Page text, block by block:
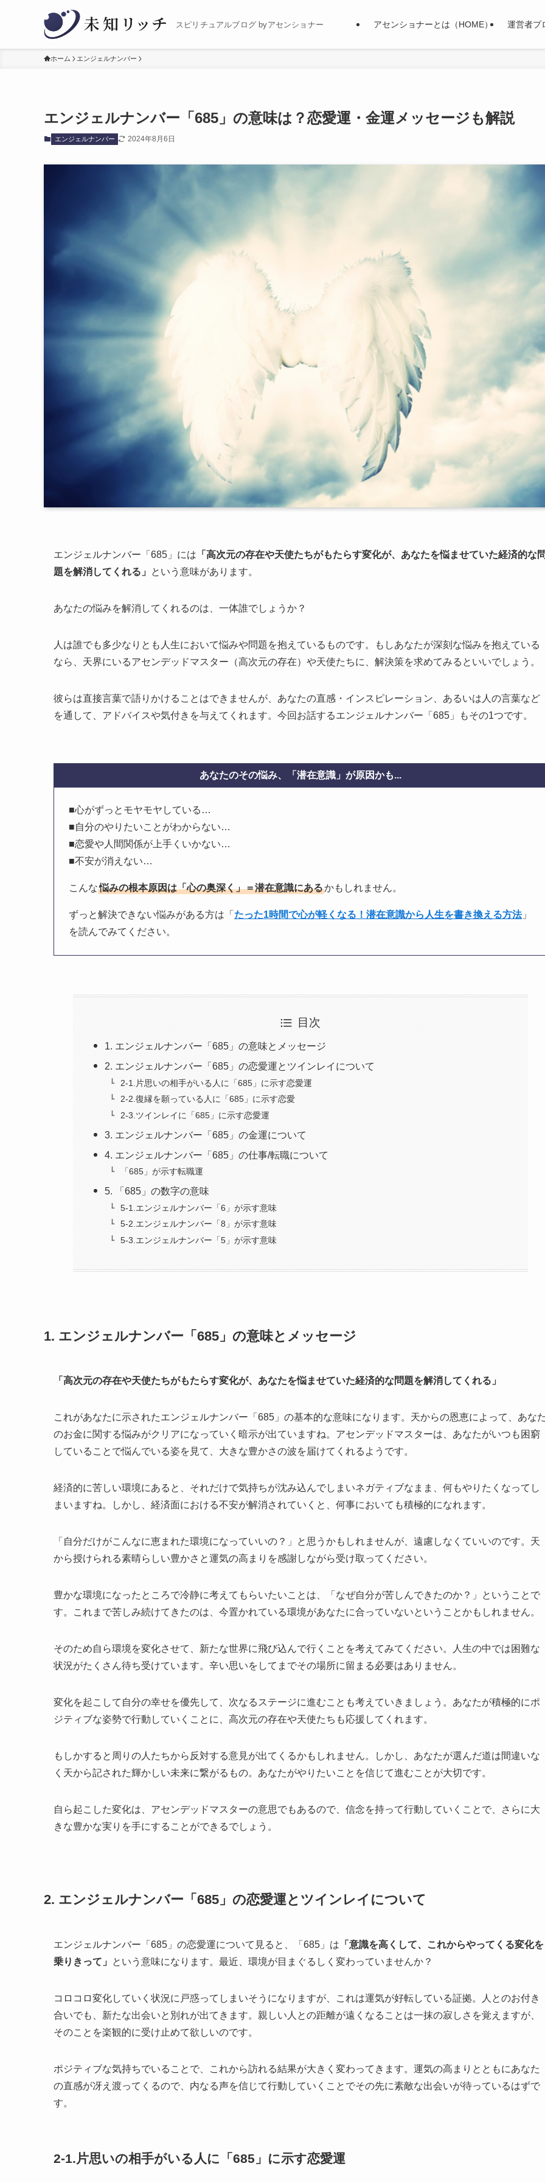
スピリチュアルブログ byアセンショナー アセンショナーとは（HOME） 運営者プ
ホーム エンジェルナンバー
エンジェルナンバー「685」の意味は？恋愛運・金運メッセージも解説
エンジェルナンバー 2024年8月6日
エンジェルナンバー「685」には 「高次元の存在や天使たちがもたらす変化が、あなたを悩ませていた経済的な
題を解消してくれる」
という意味があります。
あなたの悩みを解消してくれるのは、一体誰でしょうか？
人は誰でも多少なりとも人生において悩みや問題を抱えているものです。もしあなたが深刻な悩みを抱えている
なら、天界にいるアセンデッドマスター（高次元の存在）や天使たちに、解決策を求めてみるといいでしょう。
彼らは直接言葉で語りかけることはできませんが、あなたの直感・インスピレーション、あるいは人の言葉など
を通して、アドバイスや気付きを与えてくれます。今回お話するエンジェルナンバー「685」もその1つです。
あなたのその悩み、「潜在意識」が原因かも...
■心がずっとモヤモヤしている…
■自分のやりたいことがわからない…
■恋愛や人間関係が上手くいかない…
■不安が消えない…
こんな悩みの根本原因は「心の奥深く」＝潜在意識にあるかもしれません。
ずっと解決できない悩みがある方は「 たった1時間で心が軽くなる！潜在意識から人生を書き換える方法」
を読んでみてください。
目次
1. エンジェルナンバー「685」の意味とメッセージ
2. エンジェルナンバー「685」の恋愛運とツインレイについて
2-1.片思いの相手がいる人に「685」に示す恋愛運
2-2.復縁を願っている人に「685」に示す恋愛
2-3.ツインレイに「685」に示す恋愛運
3. エンジェルナンバー「685」の金運について
4. エンジェルナンバー「685」の仕事/転職について
「685」が示す転職運
5. 「685」の数字の意味
5-1.エンジェルナンバー「6」が示す意味
5-2.エンジェルナンバー「8」が示す意味
5-3.エンジェルナンバー「5」が示す意味
1. エンジェルナンバー「685」の意味とメッセージ
「高次元の存在や天使たちがもたらす変化が、あなたを悩ませていた経済的な問題を解消してくれる」
これがあなたに示されたエンジェルナンバー「685」の基本的な意味になります。天からの恩恵によって、あな
のお金に関する悩みがクリアになっていく暗示が出ていますね。アセンデッドマスターは、あなたがいつも困窮
していることで悩んでいる姿を見て、大きな豊かさの波を届けてくれるようです。
経済的に苦しい環境にあると、それだけで気持ちが沈み込んでしまいネガティブなまま、何もやりたくなってし
まいますね。しかし、経済面における不安が解消されていくと、何事においても積極的になれます。
「自分だけがこんなに恵まれた環境になっていいの？」と思うかもしれませんが、遠慮しなくていいのです。天
から授けられる素晴らしい豊かさと運気の高まりを感謝しながら受け取ってください。
豊かな環境になったところで冷静に考えてもらいたいことは、「なぜ自分が苦しんできたのか？」ということで
す。これまで苦しみ続けてきたのは、今置かれている環境があなたに合っていないということかもしれません。
そのため自ら環境を変化させて、新たな世界に飛び込んで行くことを考えてみてください。人生の中では困難な
状況がたくさん待ち受けています。辛い思いをしてまでその場所に留まる必要はありません。
変化を起こして自分の幸せを優先して、次なるステージに進むことも考えていきましょう。あなたが積極的にポ
ジティブな姿勢で行動していくことに、高次元の存在や天使たちも応援してくれます。
もしかすると周りの人たちから反対する意見が出てくるかもしれません。しかし、あなたが選んだ道は間違いな
く天から記された輝かしい未来に繋がるもの。あなたがやりたいことを信じて進むことが大切です。
自ら起こした変化は、アセンデッドマスターの意思でもあるので、信念を持って行動していくことで、さらに大
きな豊かな実りを手にすることができるでしょう。
2. エンジェルナンバー「685」の恋愛運とツインレイについて
エンジェルナンバー「685」の恋愛運について見ると、「685」は 「意識を高くして、これからやってくる変化を
乗りきって」
という意味になります。最近、環境が目まぐるしく変わっていませんか？
コロコロ変化していく状況に戸惑ってしまいそうになりますが、これは運気が好転している証拠。人とのお付き
合いでも、新たな出会いと別れが出てきます。親しい人との距離が遠くなることは一抹の寂しさを覚えますが、
そのことを楽観的に受け止めて欲しいのです。
ポジティブな気持ちでいることで、これから訪れる結果が大きく変わってきます。運気の高まりとともにあなた
の直感が冴え渡ってくるので、内なる声を信じて行動していくことでその先に素敵な出会いが待っているはずで
す。
2-1.片思いの相手がいる人に「685」に示す恋愛運